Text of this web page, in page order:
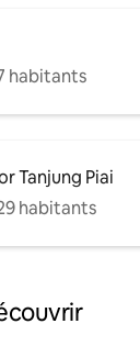
habitants
Tanjung Piai
habitants